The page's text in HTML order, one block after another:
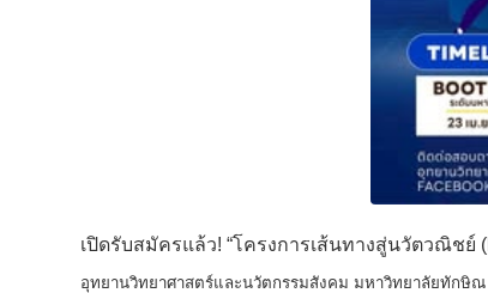
เปิดรับสมัครแล้ว! “โครงการเส้นทางสู่นวัตวณิชย์ (
อุทยานวิทยาศาสตร์และนวัตกรรมสังคม มหาวิทยาลัยทักษิณ